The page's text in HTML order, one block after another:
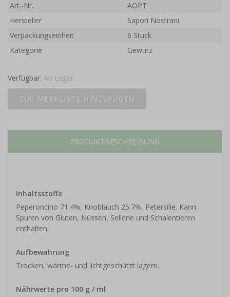
Art.-Nr.
AOPT
Hersteller
Sapori Nostrani
Verpackungseinheit
6 Stück
Kategorie
Gewürz
Verfügbar: Ab Lager
PRODUKTBESCHREIBUNG
Inhaltsstoffe
Peperoncino 71.4%, Knoblauch 25.7%, Petersilie. Kann
Spuren von Gluten, Nüssen, Sellerie und Schalentieren
enthalten.
Aufbewahrung
Trocken, wärme- und lichtgeschützt lagern.
Nährwerte pro 100 g / ml